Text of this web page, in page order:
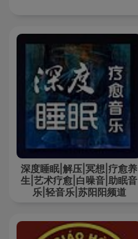
深度睡眠|解压|冥想|疗愈养
生|艺术疗愈|白噪音|助眠音
乐|轻音乐|苏阳阳频道